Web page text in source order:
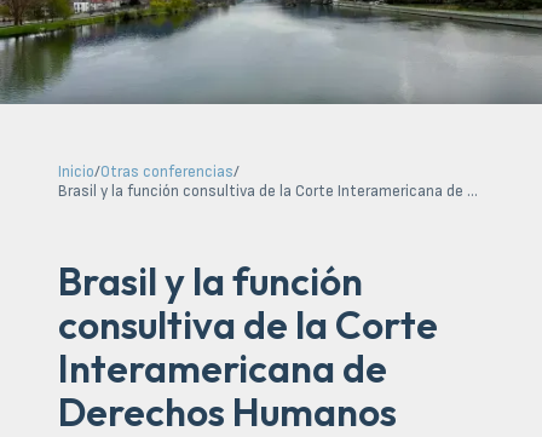
Inicio/Otras conferencias/
Brasil y la función consultiva de la Corte Interamericana de Derechos Humanos
Brasil y la función
consultiva de la Corte
Interamericana de
Derechos Humanos